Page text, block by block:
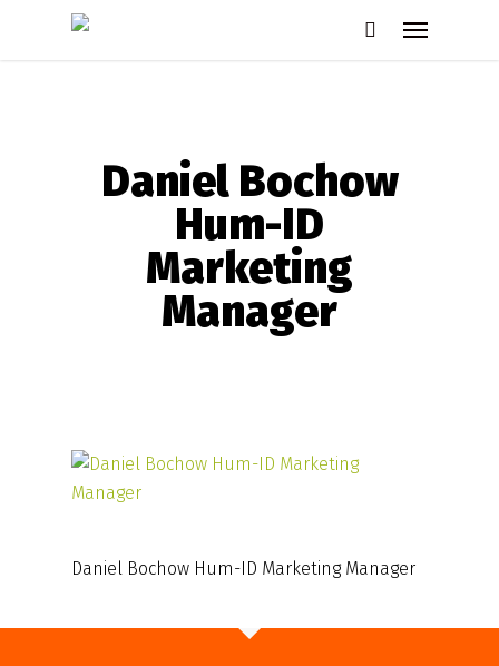
Menu
Daniel Bochow
Hum-ID
Marketing
Manager
Daniel Bochow Hum-ID Marketing Manager